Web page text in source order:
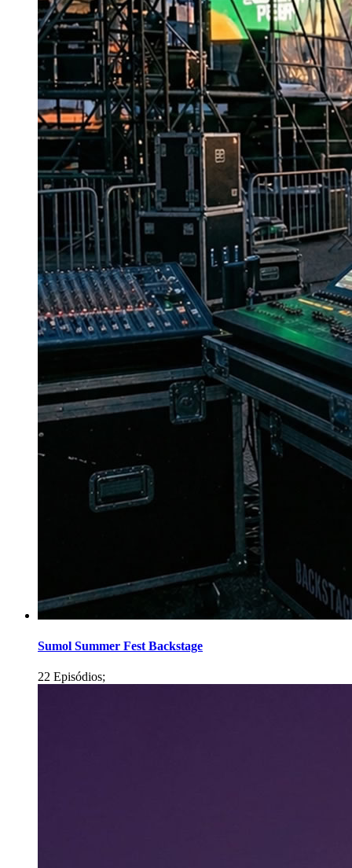
Sumol Summer Fest Backstage
22 Episódios;